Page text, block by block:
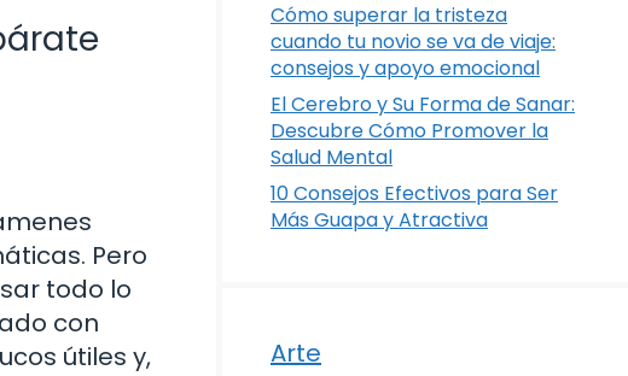
Pero
todo lo
con
útiles y,
Cómo superar la tristeza
cuando tu novio se va de viaje:
consejos y apoyo emocional
El Cerebro y Su Forma de Sanar:
Descubre Cómo Promover la
Salud Mental
10 Consejos Efectivos para Ser
Más Guapa y Atractiva
Arte